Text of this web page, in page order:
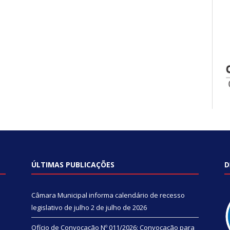
ÚLTIMAS PUBLICAÇÕES
Câmara Municipal informa calendário de recesso
legislativo de julho 2 de julho de 2026
Ofício de Convocação Nº 011/2026: Convocação para